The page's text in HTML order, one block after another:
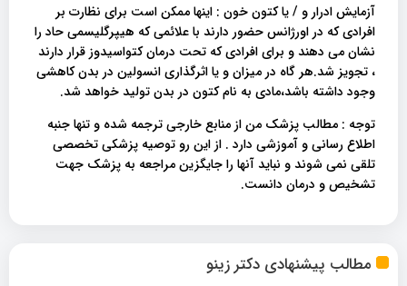
مطالب پیشنهادی دکتر زینو
آزمایش ادرار و / یا کتون خون : اینها ممکن است برای نظارت بر
افرادی که در اورژانس حضور دارند با علائمی که هیپرگلیسمی حاد را
نشان می دهند و برای افرادی که تحت درمان کتواسیدوز قرار دارند
، تجویز شد.هر گاه در میزان و یا اثرگذاری انسولین در بدن کاهشی
وجود داشته باشد،مادی به نام کتون در بدن تولید خواهد شد.
توجه : مطالب پزشک من از منابع خارجی ترجمه شده و تنها جنبه
اطلاع رسانی و آموزشی دارد . از این رو توصیه پزشکی تخصصی
تلقی نمی شوند و نباید آنها را جایگزین مراجعه به پزشک جهت
تشخیص و درمان دانست.